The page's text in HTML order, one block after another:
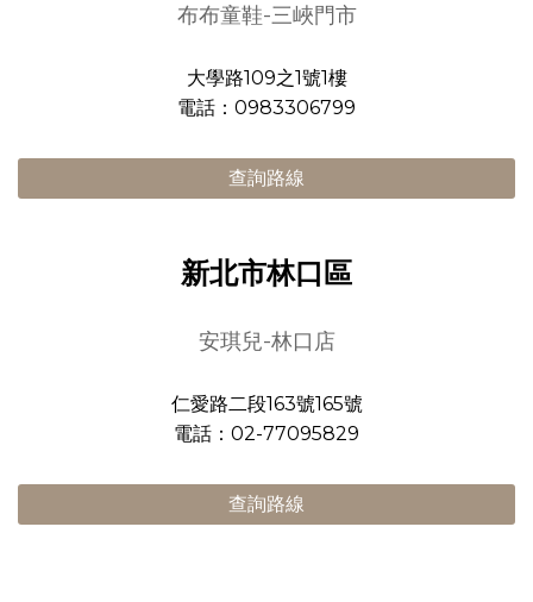
布布童鞋-三峽門市
大學路109之1號1樓
電話：0983306799
查詢路線
新北市林口區
安琪兒-林口店
仁愛路二段163號165號
電話：02-77095829
查詢路線